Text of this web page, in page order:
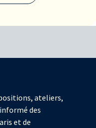
ateliers,
des
et de